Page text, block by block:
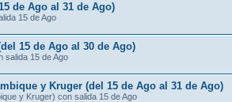
de Ago al 31 de Ago)
15 de Ago
15 de Ago al 30 de Ago)
salida 15 de Ago
y Kruger (del 15 de Ago al 31 de Ago)
y Kruger) con salida 15 de Ago